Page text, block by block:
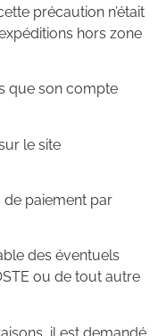
précaution n’était
hors zone
que son compte
le site
paiement par
des éventuels
ou de tout autre